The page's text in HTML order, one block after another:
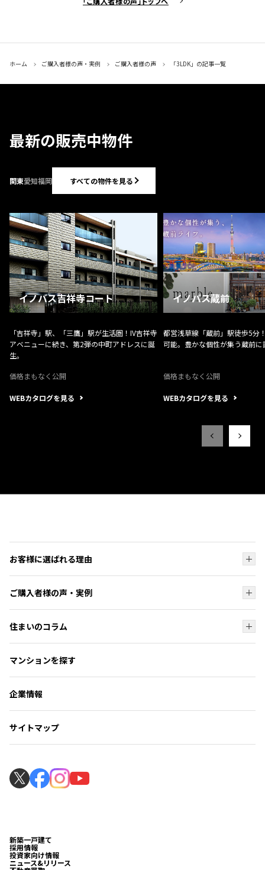
ホーム ご購入者様の声・実例 ご購入者様の声 「3LDK」の記事一覧
最新の販売中物件
関東愛知福岡 すべての物件を見る
イノバス吉祥寺コート
「吉祥寺」駅、「三鷹」駅が生活圏！IV吉祥寺
アベニューに続き、第2弾の中町アドレスに誕
生。
価格まもなく公開
WEBカタログを見る
イノバス蔵前
都営浅草線「蔵前」駅徒歩5分
可能。豊かな個性が集う蔵前に
価格まもなく公開
WEBカタログを見る
お客様に選ばれる理由
オーダーシステム
コンパクトマンションが人気な理由
マンション選びのお手伝い
マンションギャラリー見学の流れ
ご購入者様の声・実例
フォトギャラリー
よくいただくご質問
見学の流れ
住まいのコラム
ローンシミュレーション
マンションを探す
企業情報
サイトマップ
新築一戸建て
採用情報
投資家向け情報
ニュース&リリース